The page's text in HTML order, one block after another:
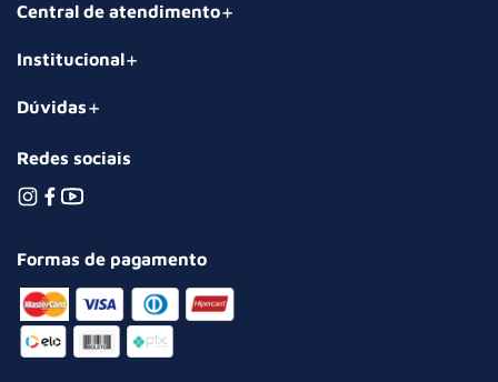
Central de atendimento
Institucional
Dúvidas
Redes sociais
Formas de pagamento